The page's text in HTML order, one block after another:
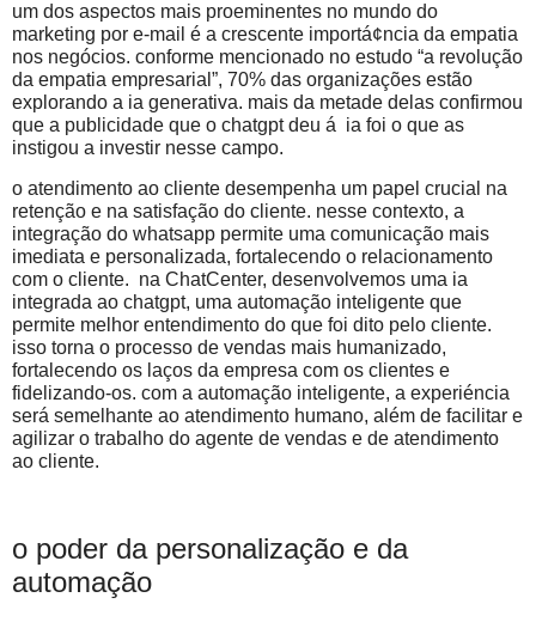
um dos aspectos mais proeminentes no mundo do
marketing por e-mail é a crescente importá¢ncia da empatia
nos negócios. conforme mencionado no estudo “a revolução
da empatia empresarial”, 70% das organizações estão
explorando a ia generativa. mais da metade delas confirmou
que a publicidade que o chatgpt deu á ia foi o que as
instigou a investir nesse campo.
o atendimento ao cliente desempenha um papel crucial na
retenção e na satisfação do cliente. nesse contexto, a
integração do whatsapp permite uma comunicação mais
imediata e personalizada, fortalecendo o relacionamento
com o cliente. na ChatCenter, desenvolvemos uma ia
integrada ao chatgpt, uma automação inteligente que
permite melhor entendimento do que foi dito pelo cliente.
isso torna o processo de vendas mais humanizado,
fortalecendo os laços da empresa com os clientes e
fidelizando-os. com a automação inteligente, a experiéncia
será semelhante ao atendimento humano, além de facilitar e
agilizar o trabalho do agente de vendas e de atendimento
ao cliente.
o poder da personalização e da
automação